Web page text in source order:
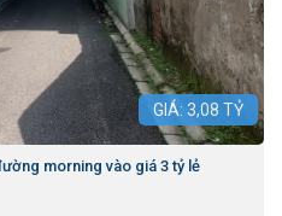
GIÁ: 3,08 TỶ
morning vào giá 3 tỷ lẻ